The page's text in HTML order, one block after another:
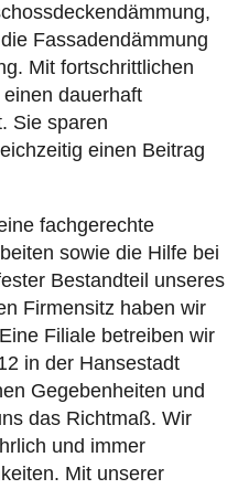
Fassadendämmung
Mit fortschrittlichen
dauerhaft
Sie sparen
einen Beitrag
fachgerechte
sowie die Hilfe bei
Bestandteil unseres
Firmensitz haben wir
Filiale betreiben wir
in der Hansestadt
Gegebenheiten und
das Richtmaß. Wir
und immer
Mit unserer